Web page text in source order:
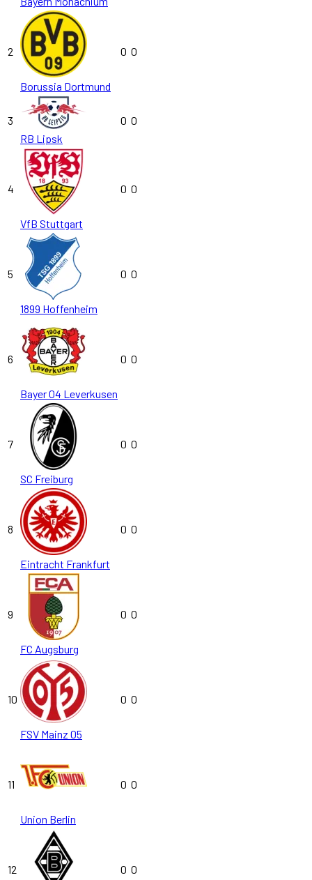
2
Borussia Dortmund
0 0
3
RB Lipsk
0 0
4
VfB Stuttgart
0 0
5
1899 Hoffenheim
0 0
6
Bayer 04 Leverkusen
0 0
7
SC Freiburg
0 0
8
Eintracht Frankfurt
0 0
9
FC Augsburg
0 0
10
FSV Mainz 05
0 0
11
Union Berlin
0 0
12 0 0